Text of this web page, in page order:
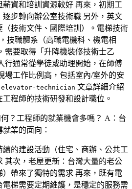
資和培訓資源較好 再來，初期工
步轉向辦公室技術職 另外，英文
技術文件、國際培訓）。電梯技術
技職體系（高職電機科、機電相
需要取得「升降機裝修技術士乙
行通常從學徒或助理開始，在師傅
場工作比例高，包括室內/室外的安
elevator-technician 文章詳細介紹
程師的技術研發和設計職位。
？工程師的就業機會多嗎？ A：台
業的面向：
續的建設活動（住宅、商辦、公共工
其次， 老屋更新 ：台灣大量的老公
帶來了獨特的需求 再來， 既有電
電梯需要定期維護，是穩定的服務需